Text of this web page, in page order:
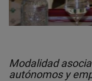
Modalidad
autónomos y